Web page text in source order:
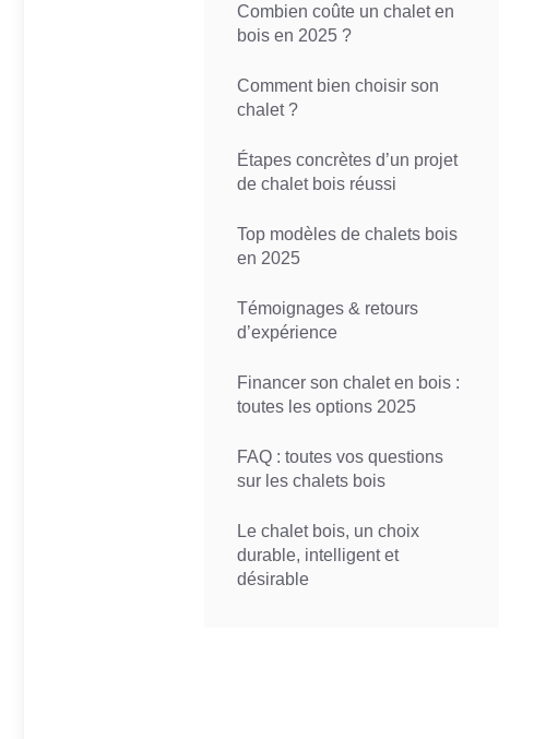
Combien coûte un chalet en
bois en 2025 ?
Comment bien choisir son
chalet ?
Étapes concrètes d’un projet
de chalet bois réussi
Top modèles de chalets bois
en 2025
Témoignages & retours
d’expérience
Financer son chalet en bois :
toutes les options 2025
FAQ : toutes vos questions
sur les chalets bois
Le chalet bois, un choix
durable, intelligent et
désirable